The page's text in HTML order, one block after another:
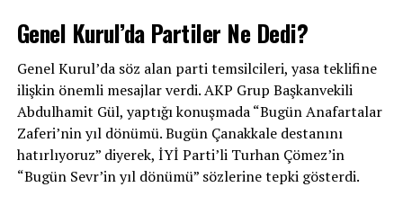
Genel Kurul’da Partiler Ne Dedi?
Genel Kurul’da söz alan parti temsilcileri, yasa teklifine
ilişkin önemli mesajlar verdi. AKP Grup Başkanvekili
Abdulhamit Gül, yaptığı konuşmada “Bugün Anafartalar
Zaferi’nin yıl dönümü. Bugün Çanakkale destanını
hatırlıyoruz” diyerek, İYİ Parti’li Turhan Çömez’in
“Bugün Sevr’in yıl dönümü” sözlerine tepki gösterdi.